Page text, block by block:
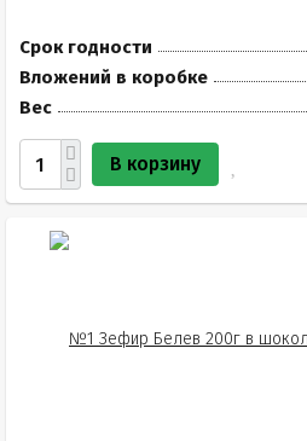
Срок годности
Вложений в коробке
Вес
В корзину